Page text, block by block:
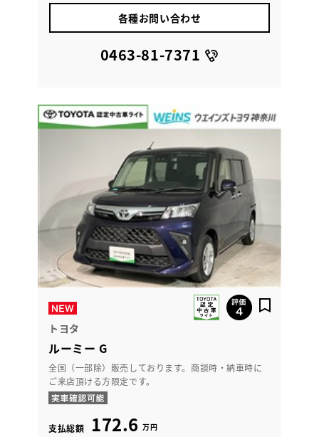
各種お問い合わせ
0463-81-7371
トヨタ
ルーミー G
全国（一部除）販売しております。商談時・納車時に
ご来店頂ける方限定です。
支払総額 172.6 万円